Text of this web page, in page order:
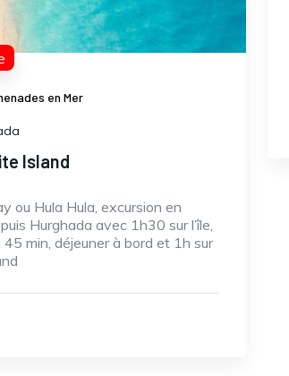
en Mer
Island
ou Hula Hula, excursion en
Hurghada avec 1h30 sur l’île,
45 min, déjeuner à bord et 1h sur